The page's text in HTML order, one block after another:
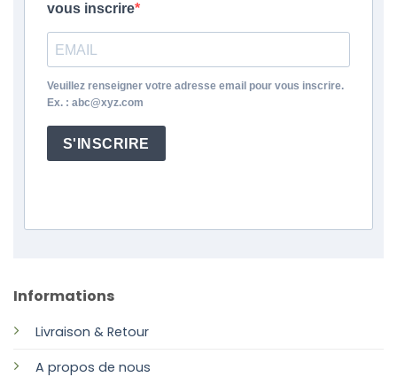
Informations
Livraison & Retour
A propos de nous
vous inscrire
Veuillez renseigner votre adresse email pour vous inscrire.
Ex. : abc@xyz.com
S'INSCRIRE